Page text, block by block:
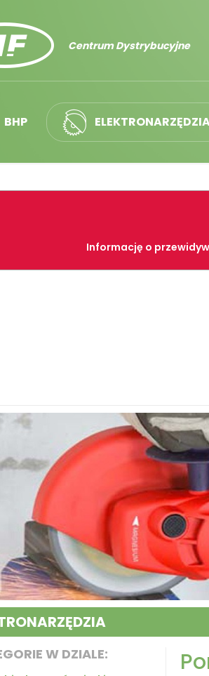
Centrum Dystrybucyjne
BHP
Informację o
W DZIALE: